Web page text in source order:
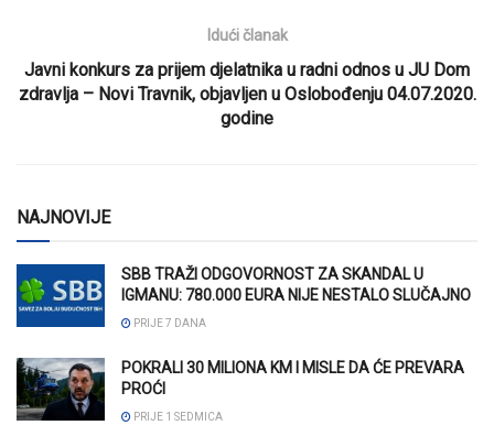
Idući članak
Javni konkurs za prijem djelatnika u radni odnos u JU Dom
zdravlja – Novi Travnik, objavljen u Oslobođenju 04.07.2020.
godine
NAJNOVIJE
SBB TRAŽI ODGOVORNOST ZA SKANDAL U
IGMANU: 780.000 EURA NIJE NESTALO SLUČAJNO
PRIJE 7 DANA
POKRALI 30 MILIONA KM I MISLE DA ĆE PREVARA
PROĆI
PRIJE 1 SEDMICA